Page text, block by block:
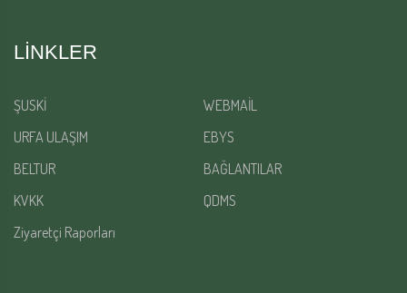
LINKLER
ŞUSKİ
WEBMAİL
URFA ULAŞIM
EBYS
BELTUR
BAĞLANTILAR
KVKK
QDMS
Ziyaretçi Raporları